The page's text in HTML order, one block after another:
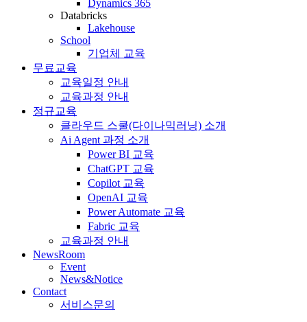
Dynamics 365
Databricks
Lakehouse
School
기업체 교육
무료교육
교육일정 안내
교육과정 안내
정규교육
클라우드 스쿨(다이나믹러닝) 소개
Ai Agent 과정 소개
Power BI 교육
ChatGPT 교육
Copilot 교육
OpenAI 교육
Power Automate 교육
Fabric 교육
교육과정 안내
NewsRoom
Event
News&Notice
Contact
서비스문의